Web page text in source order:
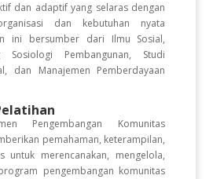
dan adaptif yang selaras dengan
dan kebutuhan nyata
ini bersumber dari Ilmu Sosial,
Sosiologi Pembangunan, Studi
dan Manajemen Pemberdayaan
Pengembangan Komunitas
pemahaman, keterampilan,
untuk merencanakan, mengelola,
pengembangan komunitas